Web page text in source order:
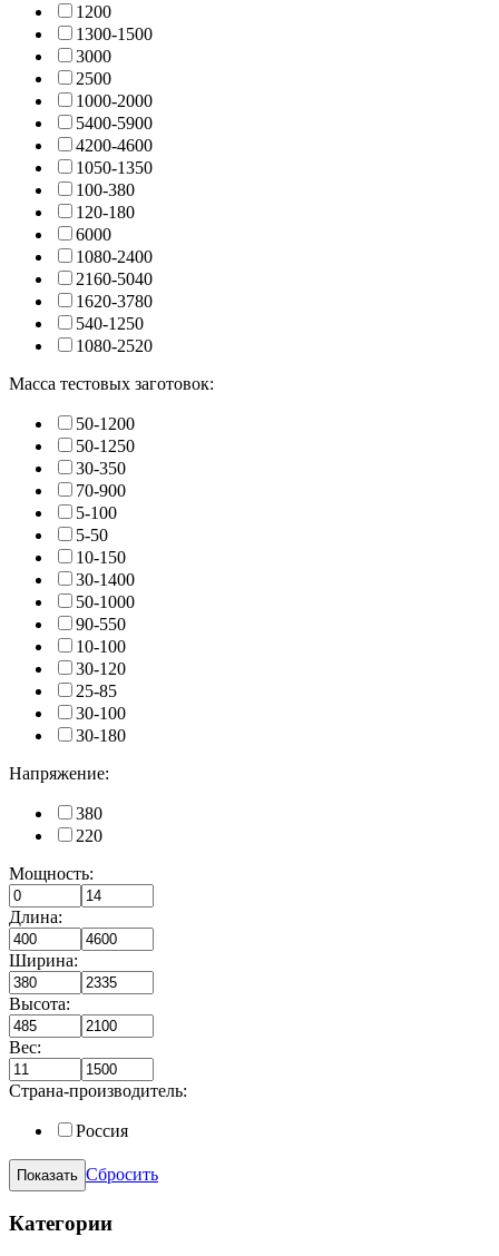
1200
1300-1500
3000
2500
1000-2000
5400-5900
4200-4600
1050-1350
100-380
120-180
6000
1080-2400
2160-5040
1620-3780
540-1250
1080-2520
Масса тестовых заготовок:
50-1200
50-1250
30-350
70-900
5-100
5-50
10-150
30-1400
50-1000
90-550
10-100
30-120
25-85
30-100
30-180
Напряжение:
380
220
Мощность:
Длина:
Ширина:
Высота:
Вес:
Страна-производитель:
Россия
Сбросить
Категории